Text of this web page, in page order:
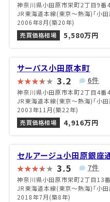
神奈川県小田原市栄町2丁目9番
JR東海道本線(東京～熱海)「小田
2006年8月(築20年)
売買価格相場
5,580万円
サーパス小田原本町
3.2 6件
神奈川県小田原市本町2丁目4番
JR東海道本線(東京～熱海)「小田
2003年11月(築22年)
売買価格相場
4,916万円
セルアージュ小田原銀座
3.5 7件
神奈川県小田原市栄町2丁目13
JR東海道本線(東京～熱海)「小田
2018年7月(築8年)